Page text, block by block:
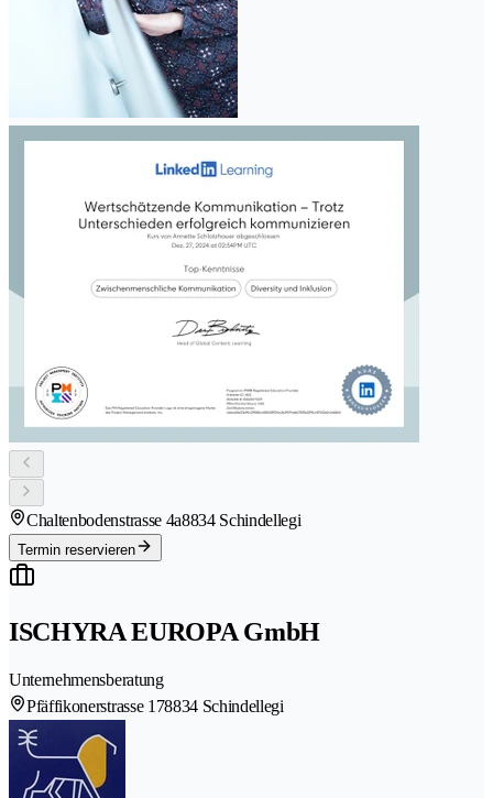
Chaltenbodenstrasse 4a8834 Schindellegi
Termin reservieren
ISCHYRA EUROPA GmbH
Unternehmensberatung
Pfäffikonerstrasse 178834 Schindellegi